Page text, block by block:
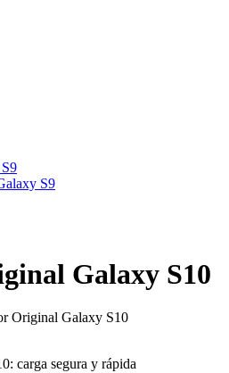
S9
Galaxy S10
Original Galaxy S10
carga segura y rápida